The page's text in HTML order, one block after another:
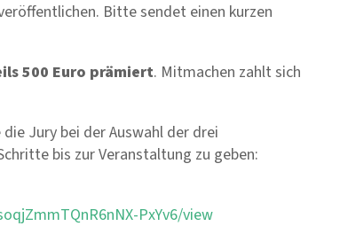
Bitte sendet einen kurzen
500 Euro prämiert. Mitmachen zahlt sich
Jury bei der Auswahl der drei
bis zur Veranstaltung zu geben:
PxYv6/view